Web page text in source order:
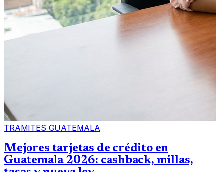
TRAMITES GUATEMALA
Mejores tarjetas de crédito en
Guatemala 2026: cashback, millas,